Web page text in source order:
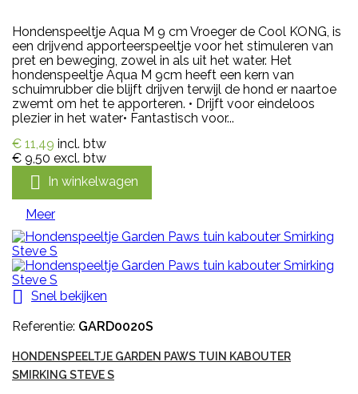
Hondenspeeltje Aqua M 9 cm Vroeger de Cool KONG, is
een drijvend apporteerspeeltje voor het stimuleren van
pret en beweging, zowel in als uit het water. Het
hondenspeeltje Aqua M 9cm heeft een kern van
schuimrubber die blijft drijven terwijl de hond er naartoe
zwemt om het te apporteren. • Drijft voor eindeloos
plezier in het water• Fantastisch voor...
€ 11,49 incl. btw
€ 9,50 excl. btw
 In winkelwagen
Meer
 Snel bekijken
Referentie: GARD0020S
HONDENSPEELTJE GARDEN PAWS TUIN KABOUTER
SMIRKING STEVE S